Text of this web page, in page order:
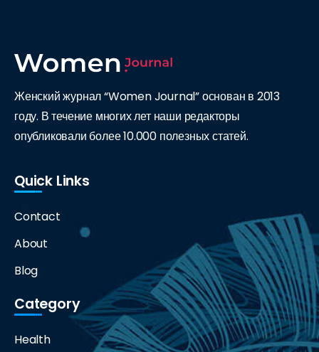
Женский журнал “Women Journal” основан в 2013
году. В течение многих лет наши редакторы
опубликовали более 10.000 полезных статей.
Quick Links
Contact
About
Blog
Category
Health